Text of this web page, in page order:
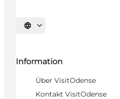
Sprache auswählen
Information
Über VisitOdense
Kontakt VisitOdense